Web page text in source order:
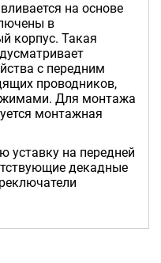
на основе
в
корпус. Такая
с передним
проводников,
Для монтажа
монтажная
уставку на передней
декадные